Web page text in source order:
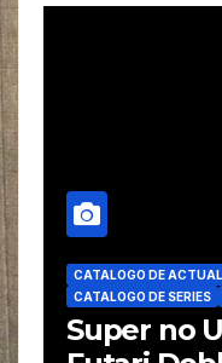
CATALOGO DE
CATALOGO DE SERIES
Super no